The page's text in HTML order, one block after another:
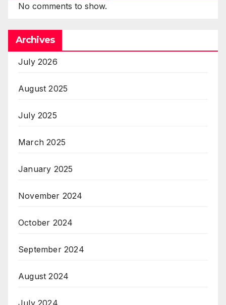
No comments to show.
Archives
July 2026
August 2025
July 2025
March 2025
January 2025
November 2024
October 2024
September 2024
August 2024
July 2024